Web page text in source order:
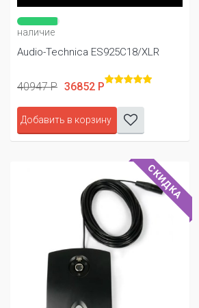
наличие
Audio-Technica ES925C18/XLR
40947 Р 36852 Р
Добавить в корзину
СКИДКА